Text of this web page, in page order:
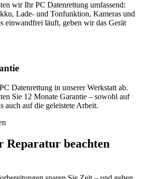
wir Ihr PC Datenrettung umfassend:
Lade- und Tonfunktion, Kameras und
einwandfrei läuft, geben wir das Gerät
Datenrettung in unserer Werkstatt ab.
Sie 12 Monate Garantie – sowohl auf
auch auf die geleistete Arbeit.
Reparatur beachten